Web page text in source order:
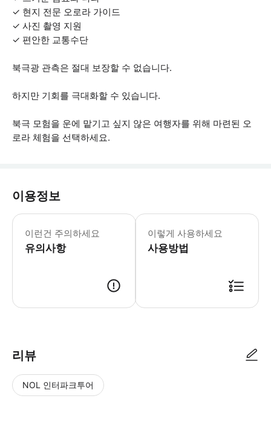
✓ 현지 전문 오로라 가이드
✓ 사진 촬영 지원
✓ 편안한 교통수단
북극광 관측은 절대 보장할 수 없습니다.
하지만 기회를 극대화할 수 있습니다.
북극 모험을 운에 맡기고 싶지 않은 여행자를 위해 마련된 오
로라 체험을 선택하세요.
이용정보
이런건 주의하세요
유의사항
투어는 6~9시간 동안 지속됩니다. 악
이렇게 사용하세요
사용방법
리뷰
NOL 인터파크투어